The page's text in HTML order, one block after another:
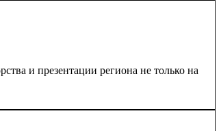
и презентации региона не только на